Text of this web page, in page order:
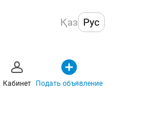
Қаз Рус
Кабинет Подать объявление